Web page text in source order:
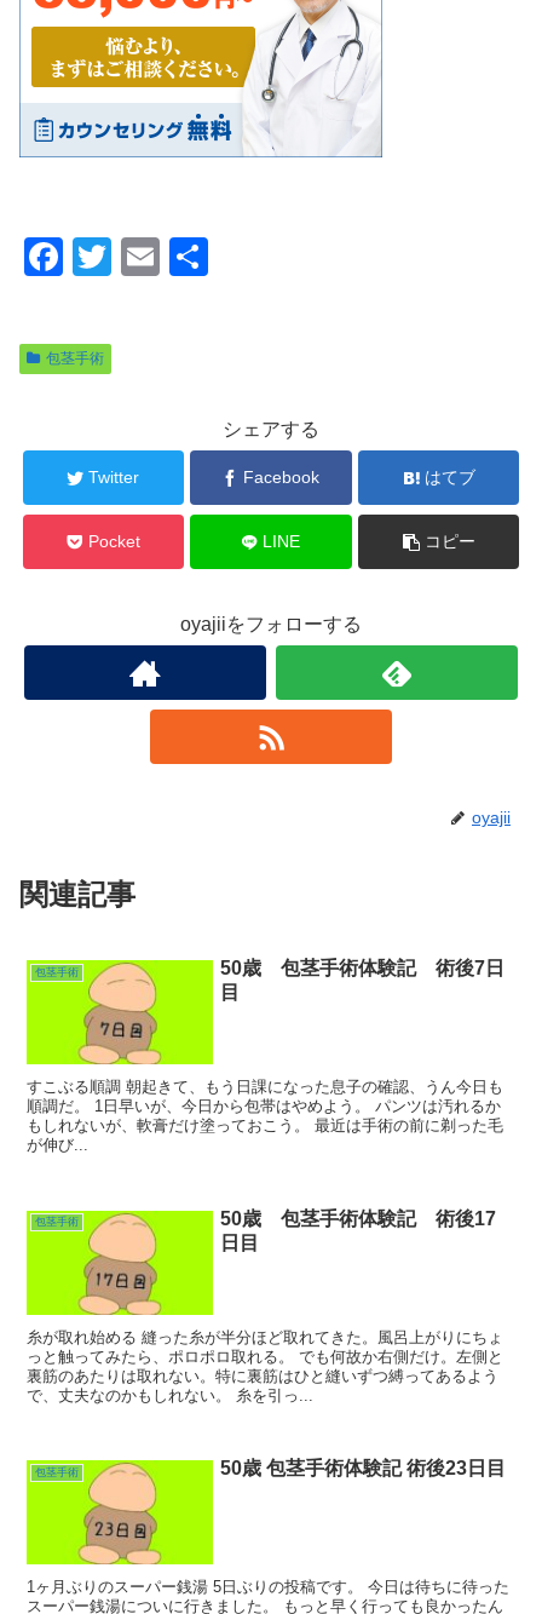
F
c
e
o
o
k
T
E
包茎手術
シェアする
Twitter Facebook はてブ
Pocket LINE コピー
oyajiiをフォローする
oyajii
関連記事
包茎手術
50歳 包茎手術体験記 術後7日
目
すこぶる順調 朝起きて、もう日課になった息子の確認、うん今日も
順調だ。 1日早いが、今日から包帯はやめよう。 パンツは汚れるか
もしれないが、軟膏だけ塗っておこう。 最近は手術の前に剃った毛
が伸び...
包茎手術
50歳 包茎手術体験記 術後17
日目
糸が取れ始める 縫った糸が半分ほど取れてきた。風呂上がりにちょ
っと触ってみたら、ポロポロ取れる。 でも何故か右側だけ。左側と
裏筋のあたりは取れない。特に裏筋はひと縫いずつ縛ってあるよう
で、丈夫なのかもしれない。 糸を引っ...
包茎手術 50歳 包茎手術体験記 術後23日目
1ヶ月ぶりのスーパー銭湯 5日ぶりの投稿です。 今日は待ちに待った
スーパー銭湯についに行きました。 もっと早く行っても良かったん